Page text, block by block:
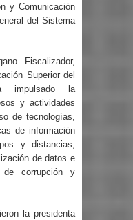
y Comunicación
del Sistema
Fiscalizador,
Superior del
impulsado la
y actividades
de tecnologías,
de información
y distancias,
de datos e
de corrupción y
la presidenta